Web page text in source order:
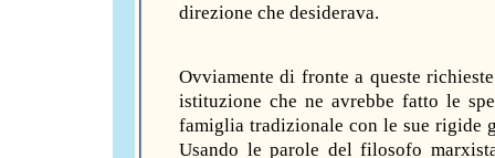
direzione che desiderava.
Ovviamente di fronte a queste
istituzione che ne avrebbe fatto le
famiglia tradizionale con le sue rigide
Usando le parole del filosofo